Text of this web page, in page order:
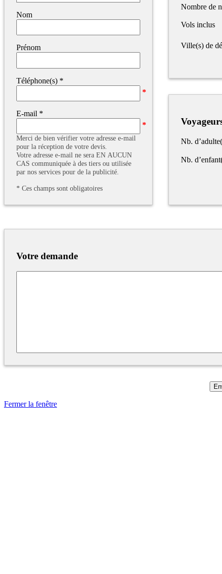
Nom
Prénom
Téléphone(s) *
E-mail *
Merci de bien vérifier votre adresse e-mail
pour la réception de votre devis.
Votre adresse e-mail ne sera EN AUCUN
CAS communiquée à des tiers ou utilisée
par nos services pour de la publicité.
* Ces champs sont obligatoires
Nombre de
Vols inclus
Ville(s) de
Nb.
Nb.
Votre demande
Fermer la fenêtre